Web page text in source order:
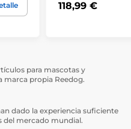
su perro, el collar está
y 20 segundos. El
3 minutos, tras los
desde el nivel más
118,99 €
para mascotas y
marca propia Reedog.
dado la experiencia suficiente
del mercado mundial.